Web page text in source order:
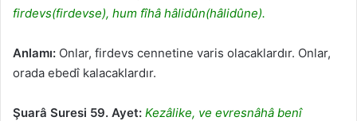
firdevs(firdevse), hum fîhâ hâlidûn(hâlidûne).
Anlamı: Onlar, firdevs cennetine varis olacaklardır. Onlar,
orada ebedî kalacaklardır.
Şuarâ Suresi 59. Ayet: Kezâlike, ve evresnâhâ benî